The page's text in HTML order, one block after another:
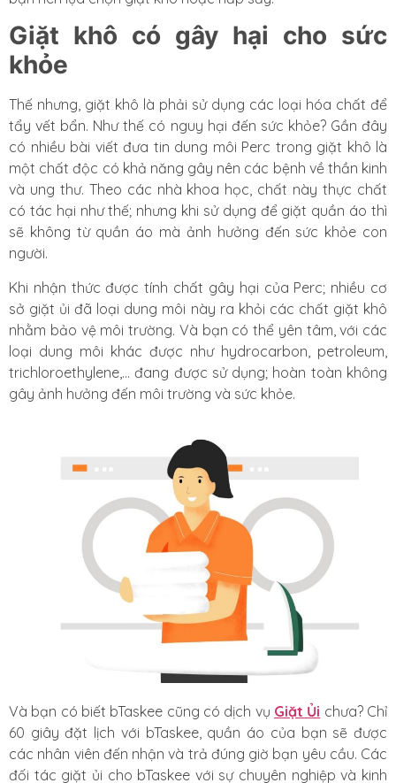
Giặt khô có gây hại cho sức
khỏe
Thế nhưng, giặt khô là phải sử dụng các loại hóa chất để
tẩy vết bẩn. Như thế có nguy hại đến sức khỏe? Gần đây
có nhiều bài viết đưa tin dung môi Perc trong giặt khô là
một chất độc có khả năng gây nên các bệnh về thần kinh
và ung thư. Theo các nhà khoa học, chất này thực chất
có tác hại như thế; nhưng khi sử dụng để giặt quần áo thì
sẽ không từ quần áo mà ảnh hưởng đến sức khỏe con
người.
Khi nhận thức được tính chất gây hại của Perc; nhiều cơ
sở giặt ủi đã loại dung môi này ra khỏi các chất giặt khô
nhằm bảo vệ môi trường. Và bạn có thể yên tâm, với các
loại dung môi khác được như hydrocarbon, petroleum,
trichloroethylene,… đang được sử dụng; hoàn toàn không
gây ảnh hưởng đến môi trường và sức khỏe.
Và bạn có biết bTaskee cũng có dịch vụ Giặt Ủi chưa? Chỉ
60 giây đặt lịch với bTaskee, quần áo của bạn sẽ được
các nhân viên đến nhận và trả đúng giờ bạn yêu cầu. Các
đối tác giặt ủi cho bTaskee với sự chuyên nghiệp và kinh